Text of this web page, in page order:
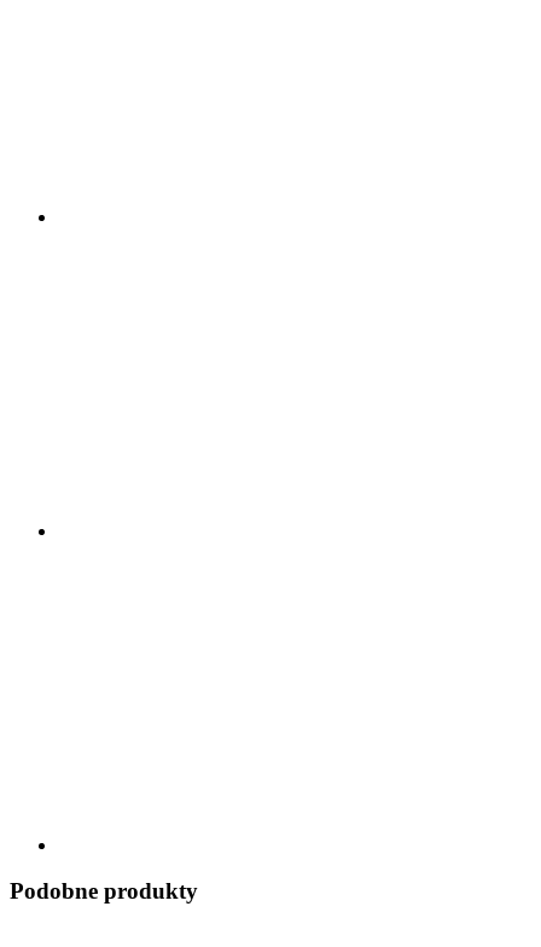
Podobne produkty